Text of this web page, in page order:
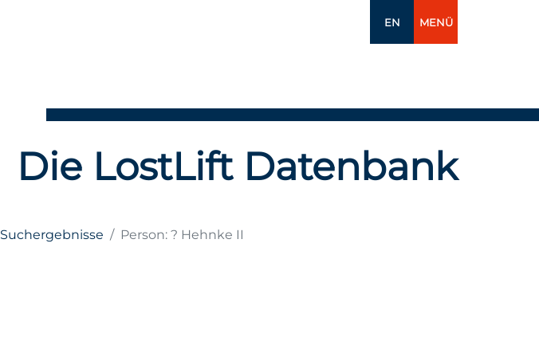
EN MENÜ
Die LostLift Datenbank
Suchergebnisse Person: ? Hehnke II